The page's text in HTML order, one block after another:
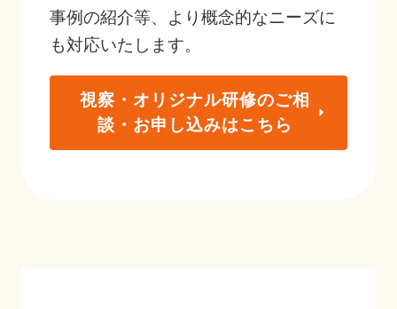
事例の紹介等、より概念的なニーズに
も対応いたします。
視察・オリジナル研修のご相
談・お申し込みはこちら